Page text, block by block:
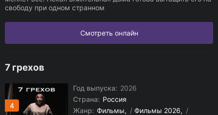
свободу при одном странном
Смотреть онлайн
7 грехов
4
Год выпуска: 2026
Страна: Россия
Жанр: Фильмы / Фильмы 2026
/